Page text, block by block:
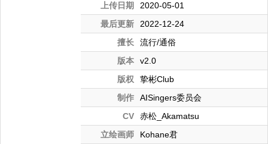
上传日期
2020-05-01
最后更新
2022-12-24
擅长
流行/通俗
版本
v2.0
版权
挚彬Club
制作
AISingers委员会
CV
赤松_Akamatsu
立绘画师
Kohane君